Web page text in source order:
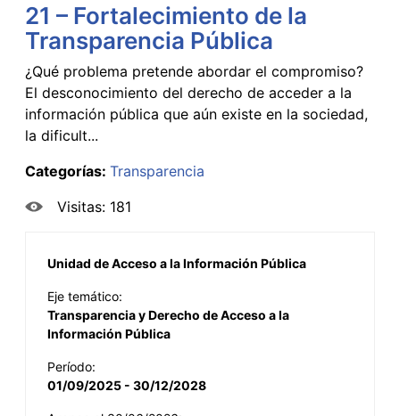
21 – Fortalecimiento de la
Transparencia Pública
¿Qué problema pretende abordar el compromiso?
El desconocimiento del derecho de acceder a la
información pública que aún existe en la sociedad,
la dificult...
Categorías: Transparencia
Visitas: 181
Unidad de Acceso a la Información Pública
Eje temático:
Transparencia y Derecho de Acceso a la
Información Pública
Período:
01/09/2025 - 30/12/2028